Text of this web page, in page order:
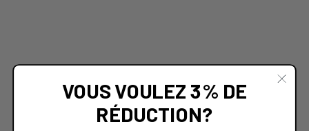
VOUS VOULEZ 3% DE
RÉDUCTION?